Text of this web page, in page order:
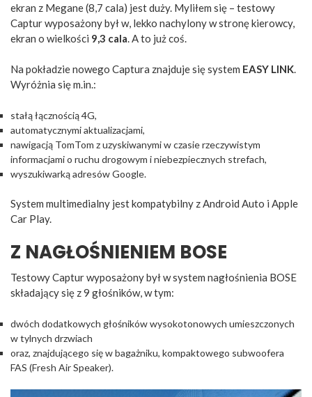
ekran z Megane (8,7 cala) jest duży. Myliłem się – testowy
Captur wyposażony był w, lekko nachylony w stronę kierowcy,
ekran o wielkości 9,3 cala . A to już coś.
Na pokładzie nowego Captura znajduje się system EASY LINK.
Wyróżnia się m.in.:
stałą łącznością 4G,
automatycznymi aktualizacjami,
nawigacją TomTom z uzyskiwanymi w czasie rzeczywistym
informacjami o ruchu drogowym i niebezpiecznych strefach,
wyszukiwarką adresów Google.
System multimedialny jest kompatybilny z Android Auto i Apple
Car Play.
Z NAGŁOŚNIENIEM BOSE
Testowy Captur wyposażony był w system nagłośnienia BOSE
składający się z 9 głośników, w tym:
dwóch dodatkowych głośników wysokotonowych umieszczonych
w tylnych drzwiach
oraz, znajdującego się w bagażniku, kompaktowego subwoofera
FAS (Fresh Air Speaker).